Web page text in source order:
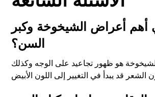
أهم أعراض الشيخوخة وكبر
السن؟
هو ظهور تجاعيد على الوجه وكذلك